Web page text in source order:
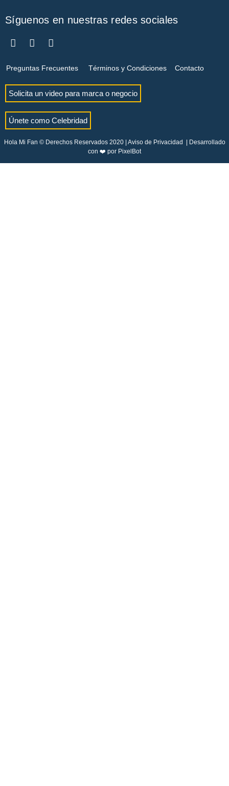
Síguenos en nuestras redes sociales
Preguntas Frecuentes Términos y Condiciones Contacto
Solicita un video para marca o negocio
Únete como Celebridad
Hola Mi Fan © Derechos Reservados 2020 | Aviso de Privacidad
| Desarrollado
con ❤️ por PixelBot